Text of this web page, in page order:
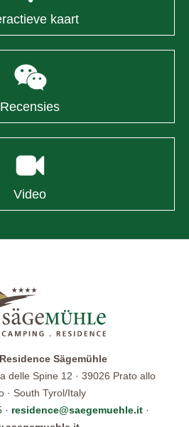
kaart
Recensies
Video
Sägemühle
delle Spine 12 · 39026 Prato allo
· South Tyrol/Italy
· residence@saegemuehle.it ·